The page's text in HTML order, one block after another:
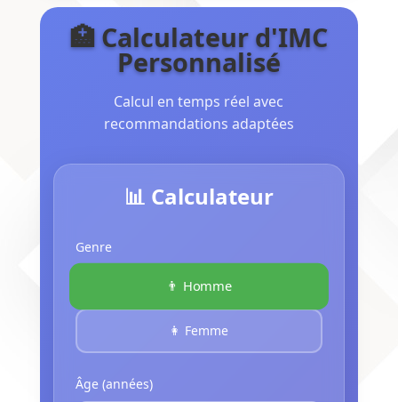
🏥 Calculateur d'IMC
Personnalisé
Calcul en temps réel avec
recommandations adaptées
📊 Calculateur
Genre
👨 Homme
👩 Femme
Âge (années)